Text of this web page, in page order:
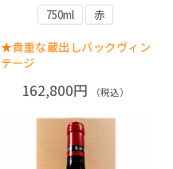
750ml 赤
★貴重な蔵出しバックヴィン
テージ
162,800円 （税込）